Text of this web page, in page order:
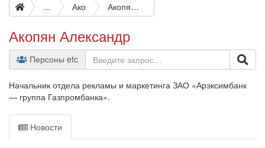
... Ако Акопян Александр
Акопян Александр
Персоны etc
Начальник отдела рекламы и маркетинга ЗАО «Арэксимбанк
— группа Газпромбанка».
Новости